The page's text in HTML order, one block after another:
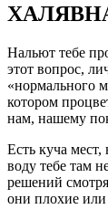
Нальют тебе
этот вопрос,
«нормального
котором
нам, нашему
Есть куча
воду тебе там
решений
они плохие или